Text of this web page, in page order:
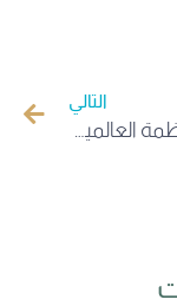
التالي
اعلان المنظمة العالمية للملكية الفكرية (WIPO)